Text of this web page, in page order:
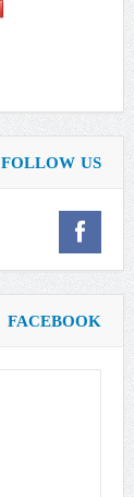
FOLLOW US
FACEBOOK